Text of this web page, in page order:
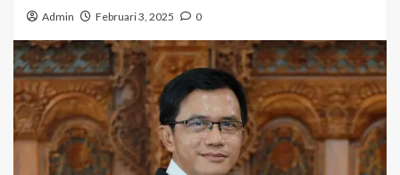
Admin Februari 3, 2025 0